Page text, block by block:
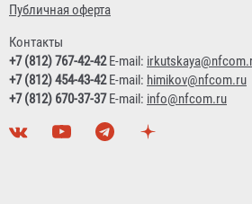
Публичная оферта
Контакты
+7 (812) 767-42-42E-mail:
+7 (812) 454-43-42E-mail: himikov@nfcom.ru
+7 (812) 670-37-37E-mail: info@nfcom.ru